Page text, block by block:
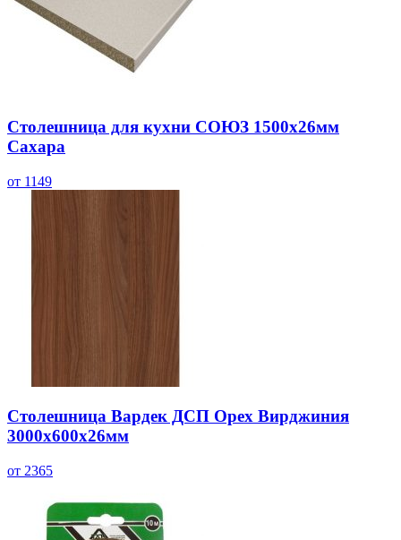
Столешница для кухни СОЮЗ 1500х26мм
Сахара
от 1149
Столешница Вардек ДСП Орех Вирджиния
3000х600х26мм
от 2365